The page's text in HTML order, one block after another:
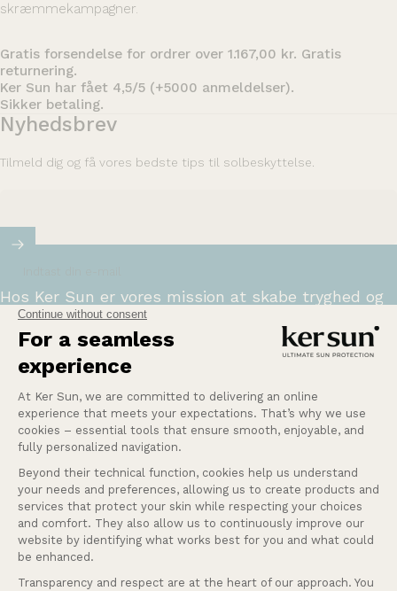
skræmmekampagner.
Gratis forsendelse for ordrer over 1.167,00 kr. Gratis
returnering.
Ker Sun har fået 4,5/5 (+5000 anmeldelser).
Sikker betaling.
Nyhedsbrev
Tilmeld dig og få vores bedste tips til solbeskyttelse.
Hos Ker Sun er vores mission at skabe tryghed og
sikkerhed for dem, der er særligt følsomme over
for solen.
Læs mere
Hjælp
Firma